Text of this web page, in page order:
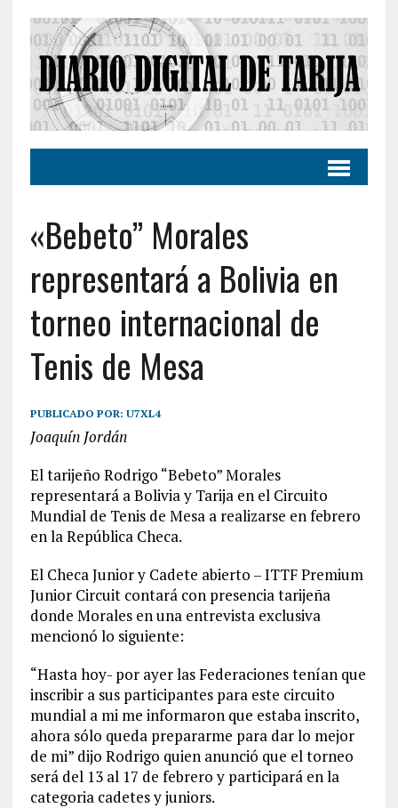
«Bebeto” Morales
representará a Bolivia en
torneo internacional de
Tenis de Mesa
PUBLICADO POR: U7XL4
Joaquín Jordán
El tarijeño Rodrigo “Bebeto” Morales
representará a Bolivia y Tarija en el Circuito
Mundial de Tenis de Mesa a realizarse en febrero
en la República Checa.
El Checa Junior y Cadete abierto – ITTF Premium
Junior Circuit contará con presencia tarijeña
donde Morales en una entrevista exclusiva
mencionó lo siguiente:
“Hasta hoy- por ayer las Federaciones tenían que
inscribir a sus participantes para este circuito
mundial a mi me informaron que estaba inscrito,
ahora sólo queda prepararme para dar lo mejor
de mi” dijo Rodrigo quien anunció que el torneo
será del 13 al 17 de febrero y participará en la
categoria cadetes y juniors.